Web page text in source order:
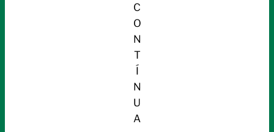
C
O
N
T
Í
N
U
A